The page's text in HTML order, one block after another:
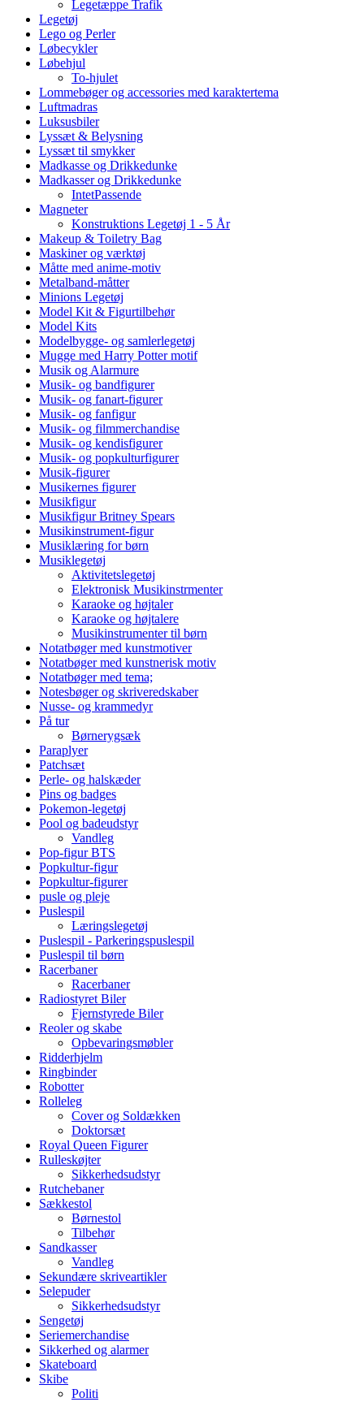
Legetæppe Trafik
Legetøj
Lego og Perler
Løbecykler
Løbehjul
To-hjulet
Lommebøger og accessories med karaktertema
Luftmadras
Luksusbiler
Lyssæt & Belysning
Lyssæt til smykker
Madkasse og Drikkedunke
Madkasser og Drikkedunke
IntetPassende
Magneter
Konstruktions Legetøj 1 - 5 År
Makeup & Toiletry Bag
Maskiner og værktøj
Måtte med anime-motiv
Metalband-måtter
Minions Legetøj
Model Kit & Figurtilbehør
Model Kits
Modelbygge- og samlerlegetøj
Mugge med Harry Potter motif
Musik og Alarmure
Musik- og bandfigurer
Musik- og fanart-figurer
Musik- og fanfigur
Musik- og filmmerchandise
Musik- og kendisfigurer
Musik- og popkulturfigurer
Musik-figurer
Musikernes figurer
Musikfigur
Musikfigur Britney Spears
Musikinstrument-figur
Musiklæring for børn
Musiklegetøj
Aktivitetslegetøj
Elektronisk Musikinstrmenter
Karaoke og højtaler
Karaoke og højtalere
Musikinstrumenter til børn
Notatbøger med kunstmotiver
Notatbøger med kunstnerisk motiv
Notatbøger med tema;
Notesbøger og skriveredskaber
Nusse- og krammedyr
På tur
Børnerygsæk
Paraplyer
Patchsæt
Perle- og halskæder
Pins og badges
Pokemon-legetøj
Pool og badeudstyr
Vandleg
Pop-figur BTS
Popkultur-figur
Popkultur-figurer
pusle og pleje
Puslespil
Læringslegetøj
Puslespil - Parkeringspuslespil
Puslespil til børn
Racerbaner
Racerbaner
Radiostyret Biler
Fjernstyrede Biler
Reoler og skabe
Opbevaringsmøbler
Ridderhjelm
Ringbinder
Robotter
Rolleleg
Cover og Soldækken
Doktorsæt
Royal Queen Figurer
Rulleskøjter
Sikkerhedsudstyr
Rutchebaner
Sækkestol
Børnestol
Tilbehør
Sandkasser
Vandleg
Sekundære skriveartikler
Selepuder
Sikkerhedsudstyr
Sengetøj
Seriemerchandise
Sikkerhed og alarmer
Skateboard
Skibe
Politi